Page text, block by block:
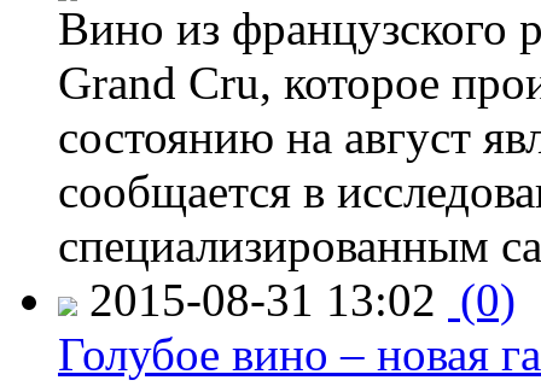
Вино из французского
Grand Cru, которое
состоянию на август
сообщается в
специализированным
2015-08-31 13:02 (0)
Голубое вино – новая